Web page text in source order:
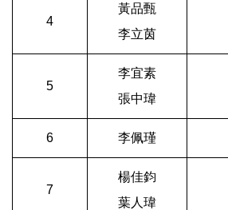
4
黃品甄
李立茵
5
李宜素
張中瑋
6 李佩瑾
7
楊佳鈞
葉人瑋